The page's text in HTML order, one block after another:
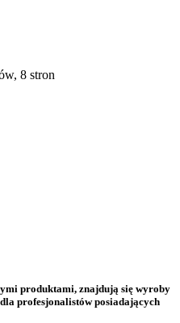
8 stron
produktami, znajdują się wyroby
profesjonalistów posiadających